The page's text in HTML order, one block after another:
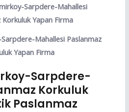
Mahallesi Paslanmaz
Yapan Firma
Sarpdere-
Korkuluk
Paslanmaz